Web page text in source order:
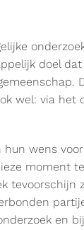
doel
wel: via het
wens
moment
tevoorschijn
en